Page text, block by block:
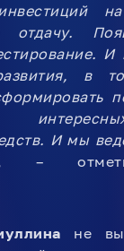
отдачу.
в
И мы
–
не